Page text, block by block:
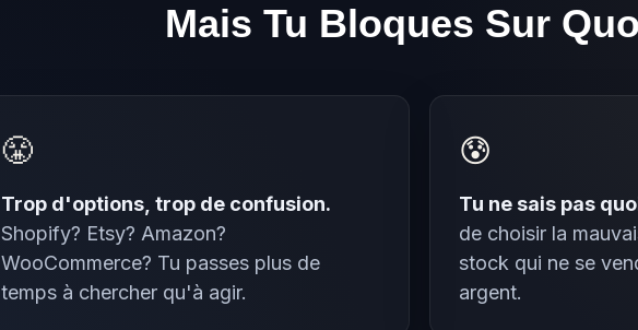
Mais Tu Bloques Sur
😤
Trop d'options, trop de confusion.
Shopify? Etsy? Amazon?
WooCommerce? Tu passes plus de
temps à chercher qu'à agir.
😰
Tu ne sais pas
de choisir la
stock qui ne se
argent.